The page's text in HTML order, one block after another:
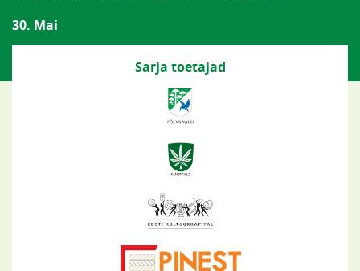
30. Mai
Sarja toetajad